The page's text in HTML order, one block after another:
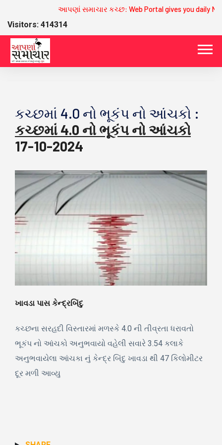
આપણાં સમાચાર કચ્છ: Web Portal gives you daily
Visitors: 414314
કચ્છમાં 4.0 નો ભૂકંપ નો આંચકો :
કચ્છમાં 4.0 નો ભૂકંપ નો આંચકો
17-10-2024
ખાવડા પાસ કેન્દ્રબિંદુ
કચ્છના સરહદી વિસ્તારમાં મળસ્કે 4.0 ની તીવ્રતા ધરાવતો
ભૂકંપ નો આંચકો અનુભવાયો વહેલી સવારે 3.54 કલાકે
અનુભવાયેલા આંચકા નું કેન્દ્ર બિંદુ ખાવડા થી 47 કિલોમીટર
દૂર મળી આવ્યુ